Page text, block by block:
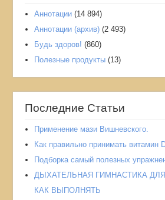
Аннотации (14 894)
Аннотации (архив) (2 493)
Будь здоров! (860)
Полезные продукты (13)
Последние Статьи
Применение мази Вишневского.
Как правильно принимать витамин
Подборка самый полезных
ДЫХАТЕЛЬНАЯ ГИМНАСТИКА
КАК ВЫПОЛНЯТЬ
Мы используем файлы cookies:
работы сайта, и аналитические,
информации о посещаемости и поведении
воспользоваться настройками.
Согласие сохраняется в браузере и
Подробности - вПолитике в отношении
ПРИНЯТЬ ВСЕ
ОТКЛОНИТЬ